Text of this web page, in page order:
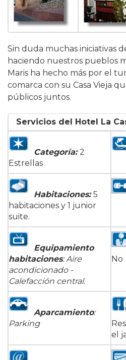
Sin duda muchas iniciativas
haciendo nuestros pueblos
Maris ha hecho más por el
comarca con su Casa Vieja
públicos juntos.
Servicios del Hotel La
Categoría:2
Estrellas
Habitaciones:5
habitaciones y 1 junior
suite.
Equipamiento
habitaciones: Aire
acondicionado -
Calefacción central.
No
Aparcamiento:
Parking
el